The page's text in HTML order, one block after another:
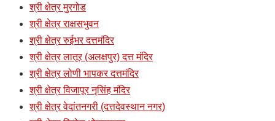
श्री क्षेत्र मुरगोड
श्री क्षेत्र राक्षसभुवन
श्री क्षेत्र रुईभर दत्तमंदिर
श्री क्षेत्र लातूर (अलक्षपुर) दत्त मंदिर
श्री क्षेत्र लोणी भापकर दत्तमंदिर
श्री क्षेत्र विजापूर नृसिंह मंदिर
श्री क्षेत्र वेदांतनगरी (दत्तदेवस्थान नगर)